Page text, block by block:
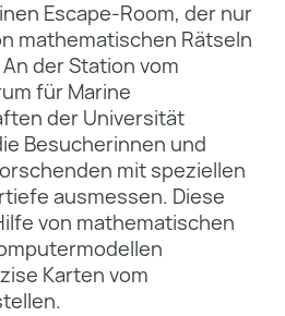
Escape-Room, der nur
mathematischen Rätseln
der Station vom
für Marine
der Universität
Besucherinnen und
mit speziellen
ausmessen. Diese
von mathematischen
Karten vom